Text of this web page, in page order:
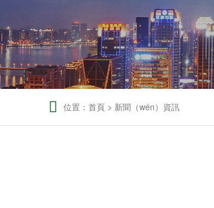
 位置： 首頁 > 新聞（wén）資訊